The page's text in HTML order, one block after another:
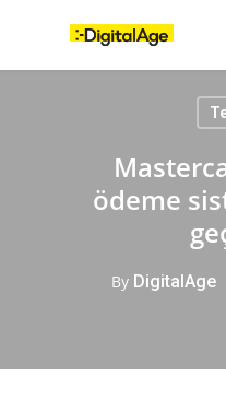
content
ödeme
By DigitalAge